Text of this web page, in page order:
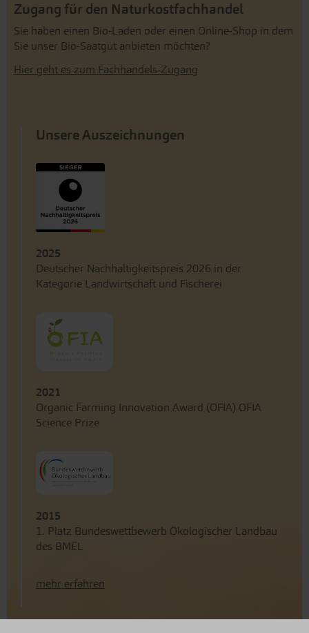
Zugang für den Naturkostfachhandel
Sie haben einen Bio-Laden oder einen Online-Shop in dem
Sie unser Bio-Saatgut anbieten möchten?
Hier geht es zum Fachhandels-Zugang
Unsere Auszeichnungen
2025
Deutscher Nachhaltigkeitspreis 2026 in der
Kategorie Landwirtschaft und Fischerei
2021
Organic Farming Innovation Award (OFIA) OFIA
Science Prize
2015
1. Platz Bundeswettbewerb Ökologischer Landbau
des BMEL
mehr erfahren